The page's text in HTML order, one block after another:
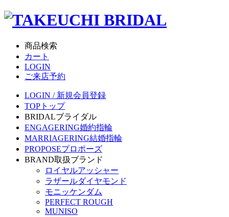
商品検索
カート
LOGIN
ご来店予約
LOGIN / 新規会員登録
TOP トップ
BRIDALブライダル
ENGAGERING婚約指輪
MARRIAGERING結婚指輪
PROPOSEプロポーズ
BRAND取扱ブランド
ロイヤルアッシャー
ラザールダイヤモンド
モニッケンダム
PERFECT ROUGH
MUNISO